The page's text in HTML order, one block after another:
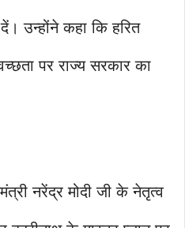
उन्होंने कहा कि हरित
पर राज्य सरकार का
नरेंद्र मोदी जी के नेतृत्व